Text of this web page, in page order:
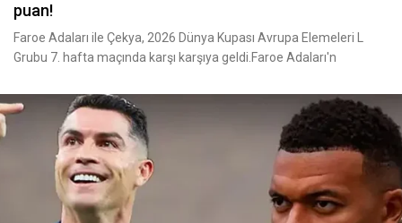
puan!
Faroe Adaları ile Çekya, 2026 Dünya Kupası Avrupa Elemeleri L
Grubu 7. hafta maçında karşı karşıya geldi.Faroe Adaları'n